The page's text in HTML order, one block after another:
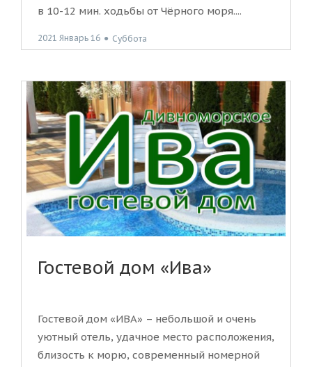
в 10-12 мин. ходьбы от Чёрного моря....
2021 Январь 16 ● Суббота
Гостевой дом «Ива»
Гостевой дом «ИВА» – небольшой и очень
уютный отель, удачное место расположения,
близость к морю, современный номерной